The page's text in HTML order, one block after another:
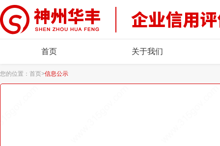
首页 关于我们
您的位置： 首页>信息公示